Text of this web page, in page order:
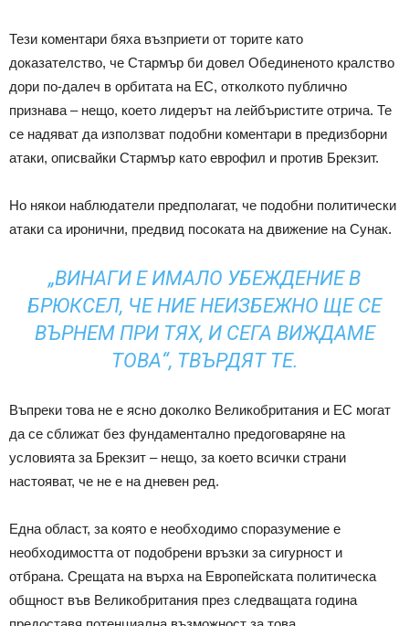
Тези коментари бяха възприети от торите като
доказателство, че Стармър би довел Обединеното кралство
дори по-далеч в орбитата на ЕС, отколкото публично
признава – нещо, което лидерът на лейбъристите отрича. Те
се надяват да използват подобни коментари в предизборни
атаки, описвайки Стармър като еврофил и против Брекзит.
Но някои наблюдатели предполагат, че подобни политически
атаки са иронични, предвид посоката на движение на Сунак.
„ВИНАГИ Е ИМАЛО УБЕЖДЕНИЕ В
БРЮКСЕЛ, ЧЕ НИЕ НЕИЗБЕЖНО ЩЕ СЕ
ВЪРНЕМ ПРИ ТЯХ, И СЕГА ВИЖДАМЕ
ТОВА“, ТВЪРДЯТ ТЕ.
Въпреки това не е ясно доколко Великобритания и ЕС могат
да се сближат без фундаментално предоговаряне на
условията за Брекзит – нещо, за което всички страни
настояват, че не е на дневен ред.
Една област, за която е необходимо споразумение е
необходимостта от подобрени връзки за сигурност и
отбрана. Срещата на върха на Европейската политическа
общност във Великобритания през следващата година